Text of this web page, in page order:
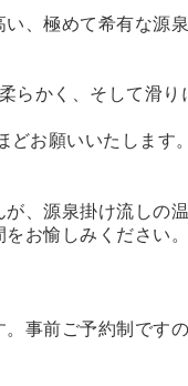
、極めて希有な源
らかく、そして滑り
お願いいたします。
、源泉掛け流しの
お愉しみください。
事前ご予約制です